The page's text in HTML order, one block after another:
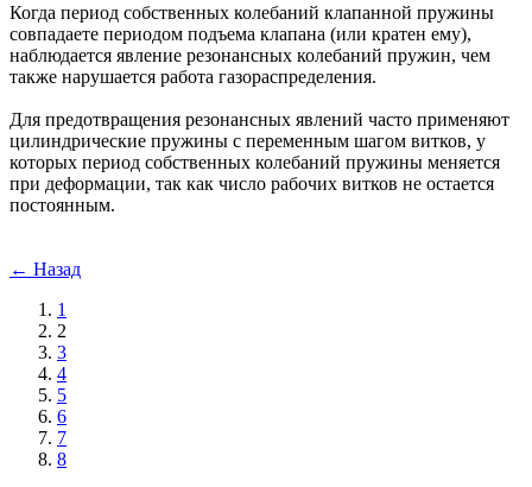
Когда период собственных колебаний клапанной пружины
совпадаете периодом подъема клапана (или кратен ему),
наблюдается явление резонансных колебаний пружин, чем
также нарушается работа газораспределения.
Для предотвращения резонансных явлений часто применяют
цилиндрические пружины с переменным шагом витков, у
которых период собственных колебаний пружины меняется
при деформации, так как число рабочих витков не остается
постоянным.
← Назад
1
2
3
4
5
6
7
8